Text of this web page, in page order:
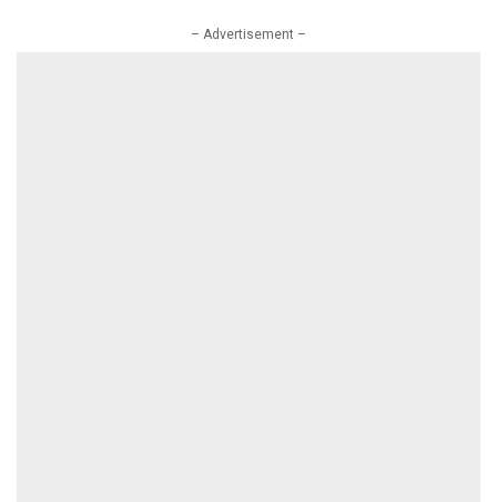
– Advertisement –